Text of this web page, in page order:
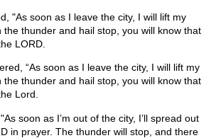
"As soon as I leave the city, I will lift my
the thunder and hail stop, you will know that
LORD.
“As soon as I leave the city, I will lift my
the thunder and hail stop, you will know that
Lord.
soon as I’m out of the city, I’ll spread out
in prayer. The thunder will stop, and there